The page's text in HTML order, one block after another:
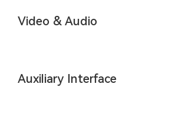
Video & Audio
Auxiliary Interface